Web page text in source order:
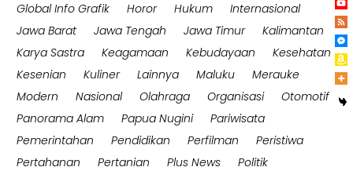
Global Info Grafik
Horor Hukum
Internasional
Jawa Barat
Jawa Tengah Jawa Timur
Kalimantan
Karya Sastra
Keagamaan Kebudayaan
Kesehatan
Kesenian
Kuliner Lainnya Maluku
Merauke
Modern
Nasional Olahraga Organisasi
Otomotif
Panorama Alam
Papua Nugini
Pariwisata
Pemerintahan
Pendidikan Perfilman
Peristiwa
Pertahanan
Pertanian Plus News
Politik